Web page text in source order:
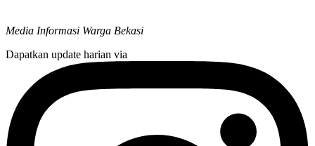
Media Informasi Warga Bekasi
Dapatkan update harian via